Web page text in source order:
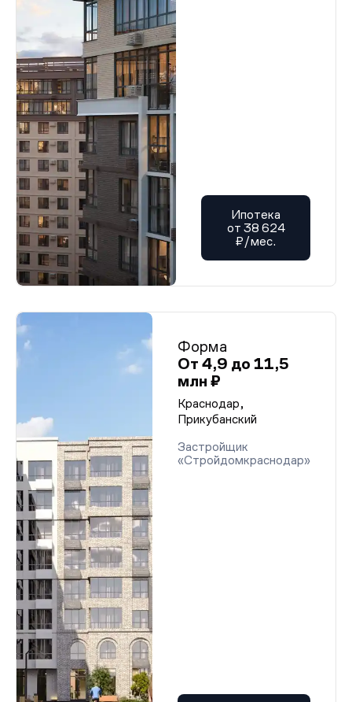
Ипотека
от 38 624
₽/мес.
Форма
От 4,9 до 11,5
млн ₽
Краснодар,
Прикубанский
Застройщик
«Стройдомкраснодар»